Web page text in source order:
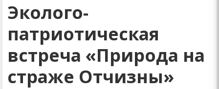
Эколого-
патриотическая
встреча «Природа на
страже Отчизны»